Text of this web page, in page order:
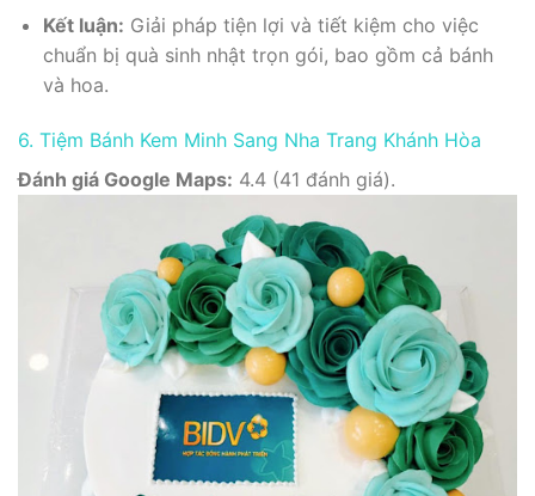
Kết luận: Giải pháp tiện lợi và tiết kiệm cho việc
chuẩn bị quà sinh nhật trọn gói, bao gồm cả bánh
và hoa.
6. Tiệm Bánh Kem Minh Sang Nha Trang Khánh Hòa
Đánh giá Google Maps: 4.4 (41 đánh giá).